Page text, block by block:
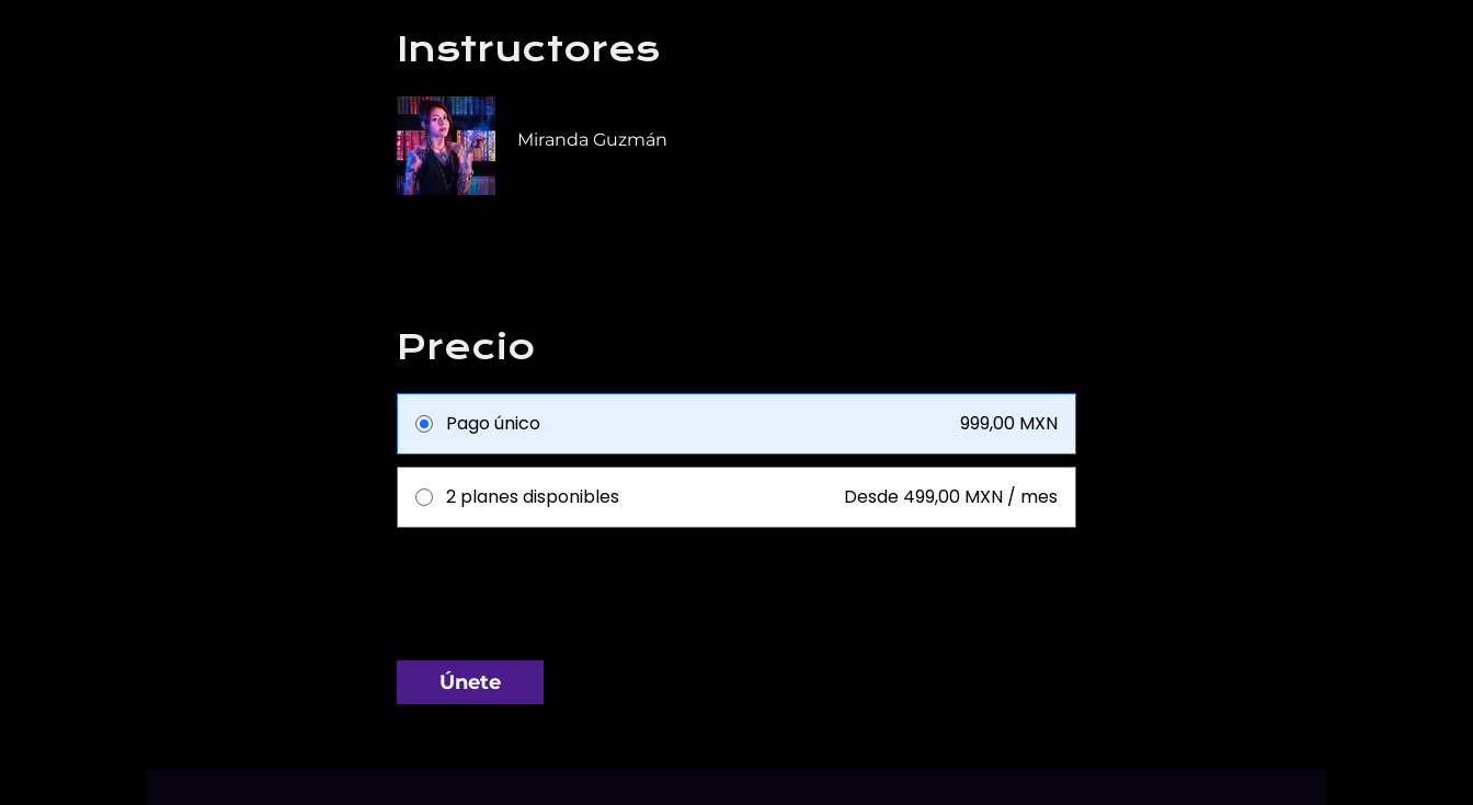
Instructores
Miranda Guzmán
Precio
Pago único 999,00 MXN
2 planes disponibles Desde 499,00 MXN / mes
Únete